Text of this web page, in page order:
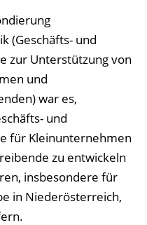
(Geschäfts- und
zur Unterstützung von
und
war es,
und
für Kleinunternehmen
zu entwickeln
insbesondere für
in Niederösterreich,